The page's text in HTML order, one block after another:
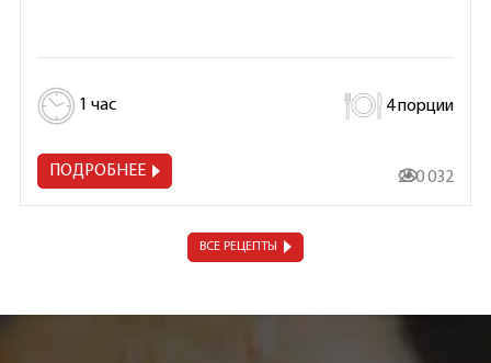
1 час 4 порции
ПОДРОБНЕЕ 250 032
ВСЕ РЕЦЕПТЫ